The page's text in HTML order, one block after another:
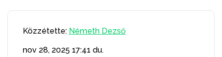
Közzétette: Németh Dezső
nov 28, 2025 17:41 du.